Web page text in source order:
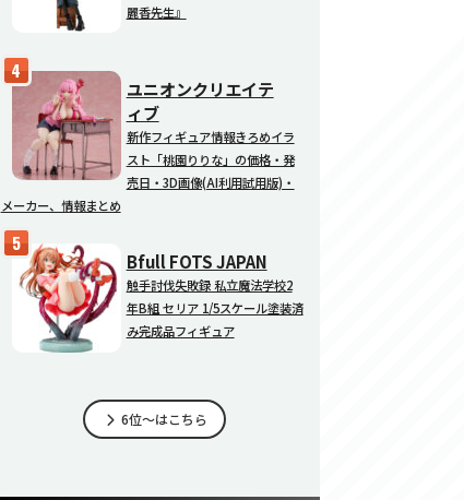
麗香先生』
ユニオンクリエイテ
ィブ
新作フィギュア情報きろめイラ
スト「桃園りりな」の価格・発
売日・3D画像(AI利用試用版)・
メーカー、情報まとめ
Bfull FOTS JAPAN
触手討伐失敗録 私立魔法学校2
年B組 セリア 1/5スケール塗装済
み完成品フィギュア
6位～はこちら